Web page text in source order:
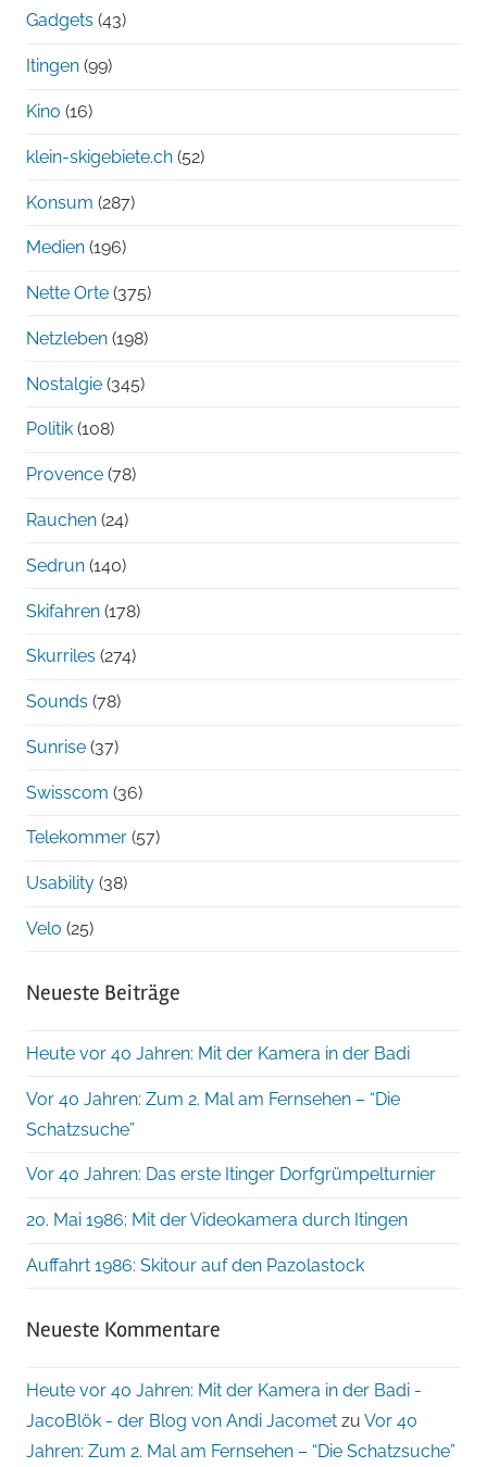
Gadgets (43)
Itingen (99)
Kino (16)
klein-skigebiete.ch (52)
Konsum (287)
Medien (196)
Nette Orte (375)
Netzleben (198)
Nostalgie (345)
Politik (108)
Provence (78)
Rauchen (24)
Sedrun (140)
Skifahren (178)
Skurriles (274)
Sounds (78)
Sunrise (37)
Swisscom (36)
Telekommer (57)
Usability (38)
Velo (25)
Neueste Beiträge
Heute vor 40 Jahren: Mit der Kamera in der Badi
Vor 40 Jahren: Zum 2. Mal am Fernsehen – “Die
Schatzsuche”
Vor 40 Jahren: Das erste Itinger Dorfgrümpelturnier
20. Mai 1986: Mit der Videokamera durch Itingen
Auffahrt 1986: Skitour auf den Pazolastock
Neueste Kommentare
Heute vor 40 Jahren: Mit der Kamera in der Badi -
JacoBlök - der Blog von Andi Jacomet zu Vor 40
Jahren: Zum 2. Mal am Fernsehen – “Die Schatzsuche”